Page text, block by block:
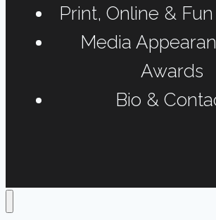
Print, Online &
Media
Awards
Bio &